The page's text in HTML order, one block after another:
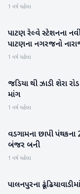
1 વર્ષ પહેલા
પાટણ
પાટણ રેલ્વે સ્ટેશનના
પાટણના નગરજનો
1 વર્ષ પહેલા
બનાસકાંઠા
જડિયા થી ઝાડી શેરા
માંગ
1 વર્ષ પહેલા
બનાસકાંઠા
વડગામના છાપી
બંજર બની
1 વર્ષ પહેલા
બનાસકાંઠા
પાલનપુરના